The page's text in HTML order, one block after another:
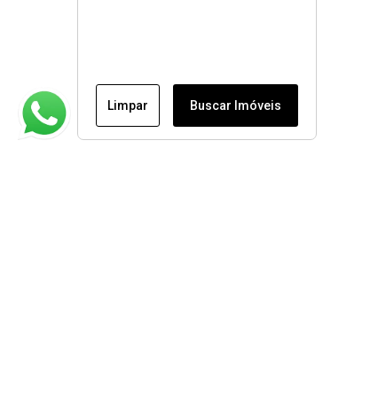
Limpar Buscar Imóveis